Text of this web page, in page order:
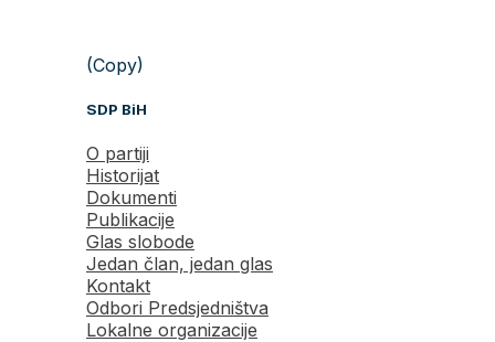
(Copy)
SDP BiH
O partiji
Historijat
Dokumenti
Publikacije
Glas slobode
Jedan član, jedan glas
Kontakt
Odbori Predsjedništva
Lokalne organizacije